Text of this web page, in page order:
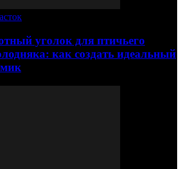
уголок для птичьего
как создать идеальный